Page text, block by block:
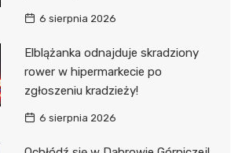
6 sierpnia 2026
Elblążanka odnajduje skradziony
rower w hipermarkecie po
zgłoszeniu kradzieży!
6 sierpnia 2026